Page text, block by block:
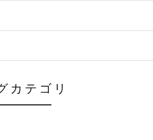
カテゴリ